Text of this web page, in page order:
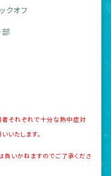
クオフ
部
者それぞれで十分な熱中症対
いたします。
いかねますのでご了承くださ